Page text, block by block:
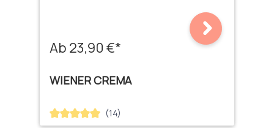
Ab 23,90 €*
WIENER CREMA
Durchschnittliche Bewertung von 5 von 5 Sternen
(14)